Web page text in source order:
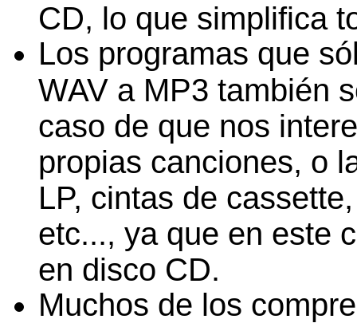
CD, lo que simplifica
Los programas que
WAV a MP3 también
caso de que nos
propias canciones, o
LP, cintas de
etc..., ya que en este
en disco CD.
Muchos de los